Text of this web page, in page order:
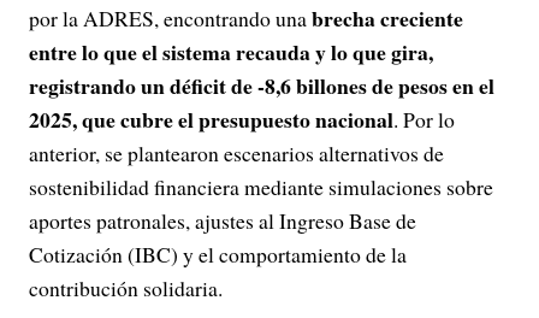
por la ADRES, encontrando unabrecha creciente
entre lo que el sistema recauda y lo que gira,
registrando un déficit de -8,6 billones de pesos en el
2025, que cubre el presupuesto nacional. Por lo
anterior, se plantearon escenarios alternativos de
sostenibilidad financiera mediante simulaciones sobre
aportes patronales, ajustes al Ingreso Base de
Cotización (IBC) y el comportamiento de la
contribución solidaria.